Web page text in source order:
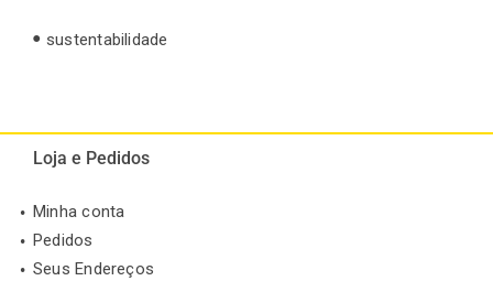
sustentabilidade
Loja e Pedidos
Minha conta
Pedidos
Seus Endereços